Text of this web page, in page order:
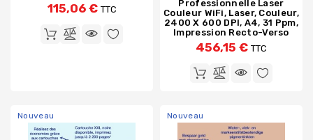
115,06 € TTC
Professionnelle Laser
Couleur WiFi, Laser, Couleur,
2400 X 600 DPI, A4, 31 Ppm,
Impression Recto-Verso
456,15 € TTC
Nouveau Nouveau